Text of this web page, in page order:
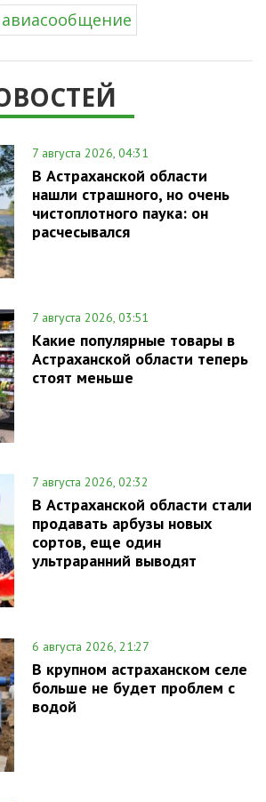
авиасообщение
7 августа 2026, 04:31
В Астраханской области
нашли страшного, но очень
чистоплотного паука: он
расчесывался
7 августа 2026, 03:51
Какие популярные товары в
Астраханской области теперь
стоят меньше
7 августа 2026, 02:32
В Астраханской области стали
продавать арбузы новых
сортов, еще один
ультраранний выводят
6 августа 2026, 21:27
В крупном астраханском селе
больше не будет проблем с
водой